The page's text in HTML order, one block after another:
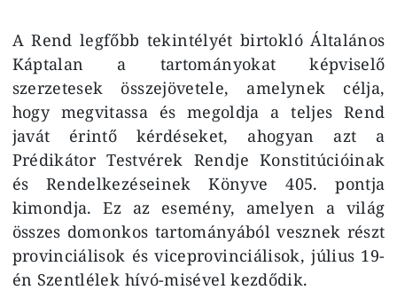
A Rend legfőbb tekintélyét birtokló Általános
Káptalan a tartományokat képviselő
szerzetesek összejövetele, amelynek célja,
hogy megvitassa és megoldja a teljes Rend
javát érintő kérdéseket, ahogyan azt a
Prédikátor Testvérek Rendje Konstitúcióinak
és Rendelkezéseinek Könyve 405. pontja
kimondja. Ez az esemény, amelyen a világ
összes domonkos tartományából vesznek részt
provinciálisok és viceprovinciálisok, július 19-
én Szentlélek hívó-misével kezdődik.